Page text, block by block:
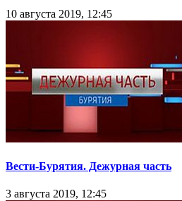
10 августа 2019, 12:45
Вести-Бурятия. Дежурная часть
3 августа 2019, 12:45